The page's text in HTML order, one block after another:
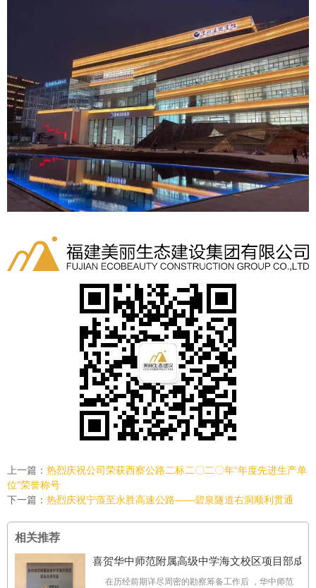
上一篇： 热烈庆祝公司荣获西察公路二标二〇二〇年“年度先进生产单
位”荣誉称号
下一篇： 热烈庆祝宁蒗至永胜高速公路——碧泉隧道右洞顺利贯通
相关推荐
喜贺华中师范附属高级中学海文校区项目部成立
在历经前期详尽周密的勘察筹备工作后 ，华中师范